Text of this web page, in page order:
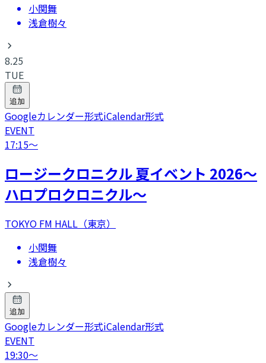
小関舞
浅倉樹々
8.25
TUE
追加
Googleカレンダー形式iCalendar形式
EVENT
17:15〜
ロージークロニクル 夏イベント 2026～
ハロプロクロニクル～
TOKYO FM HALL（東京）
小関舞
浅倉樹々
追加
Googleカレンダー形式iCalendar形式
EVENT
19:30〜